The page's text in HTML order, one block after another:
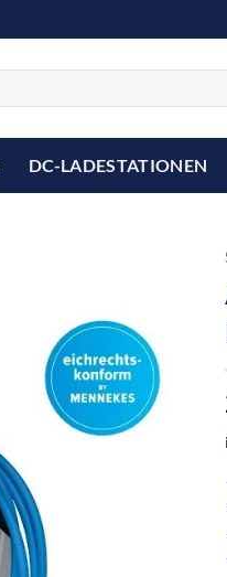
DC-LADESTATIONEN